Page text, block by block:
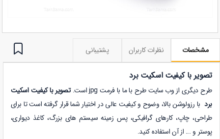
مشخصات نظرات کاربران پشتیبانی
تصویر با کیفیت اسکیت برد
طرح دیگری از وب سایت طرح با ما با فرمت jpg است.
تصویر با کیفیت اسکیت
برد با رزولوشن بالا، وضوح و کیفیت عالی در اختیار شما قرار گرفته است تا برای
طراحی، چاپ، کارهای گرافیکی، پس زمینه سیستم های بزرگ، کاغذ دیواری،
پوستر و ... از آن استفاده کنید.